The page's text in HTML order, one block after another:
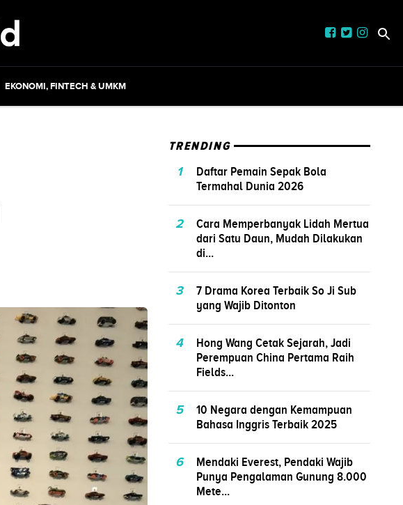
EKONOMI, FINTECH & UMKM
TRENDING
1
Daftar Pemain Sepak Bola
Termahal Dunia 2026
2
Cara Memperbanyak Lidah Mertua
dari Satu Daun, Mudah Dilakukan
di...
3
7 Drama Korea Terbaik So Ji Sub
yang Wajib Ditonton
4
Hong Wang Cetak Sejarah, Jadi
Perempuan China Pertama Raih
Fields...
5
10 Negara dengan Kemampuan
Bahasa Inggris Terbaik 2025
6
Mendaki Everest, Pendaki Wajib
Punya Pengalaman Gunung 8.000
Mete...